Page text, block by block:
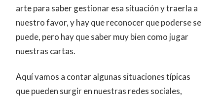
arte para saber gestionar esa situación y traerla a
nuestro favor, y hay que reconocer que poderse se
puede, pero hay que saber muy bien como jugar
nuestras cartas.
Aquí vamos a contar algunas situaciones típicas
que pueden surgir en nuestras redes sociales,